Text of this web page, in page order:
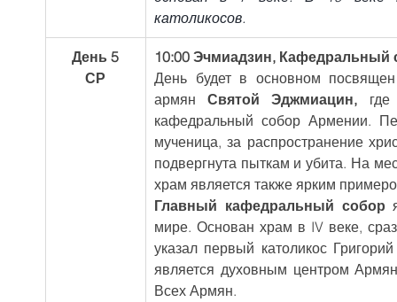
католикосов.
День 5
СР
10:00 Эчмиадзин, Кафедральный
День будет в основном
армян Святой Эджмиацин,
кафедральный собор Армении.
мученица, за распространение
подвергнута пыткам и убита. На
храм является также ярким
Главный кафедральный собор
мире. Основан храм в IV веке,
указал первый католикос
является духовным центром
Всех Армян.